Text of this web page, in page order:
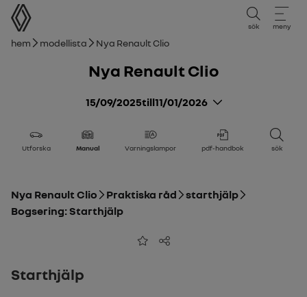
användarmanual
sök meny
Brödsmulor
Hem Modellista Nya Renault Clio
Nya Renault Clio
15/09/2025till11/01/2026
Utforska Manual Varningslampor pdf-handbok sök
Nya Renault Clio Praktiska råd
starthjälp
Bogsering: Starthjälp
Lägg till i favoriter
Dela
Starthjälp